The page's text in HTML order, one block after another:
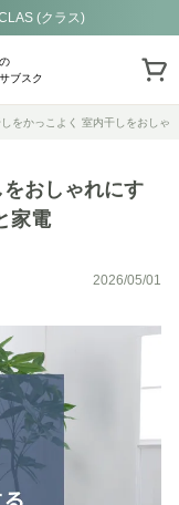
(クラス)
ブスク
をかっこよく 室内干しをおしゃ
おしゃれにす
家電
2026/05/01